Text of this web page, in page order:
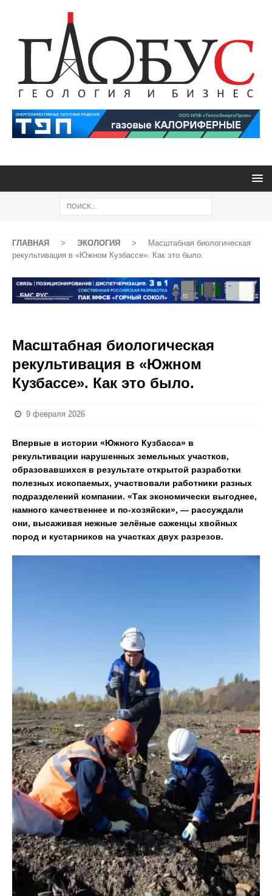
ГЛАВНАЯ > ЭКОЛОГИЯ >
Масштабная биологическая
рекультивация в «Южном Кузбассе». Как это было.
Масштабная биологическая
рекультивация в «Южном
Кузбассе». Как это было.
9 февраля 2026
Впервые в истории «Южного Кузбасса» в
рекультивации нарушенных земельных участков,
образовавшихся в результате открытой разработки
полезных ископаемых, участвовали работники разных
подразделений компании. «Так экономически выгоднее,
намного качественнее и по-хозяйски», — рассуждали
они, высаживая нежные зелёные саженцы хвойных
пород и кустарников на участках двух разрезов.